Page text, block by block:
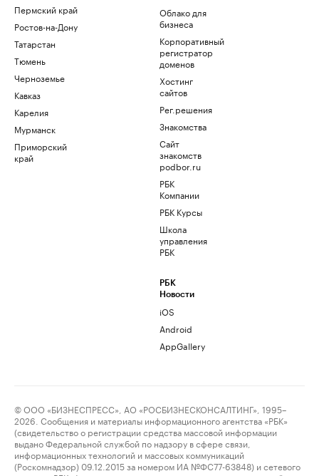
Пермский край
Ростов-на-Дону
Татарстан
Тюмень
Черноземье
Кавказ
Карелия
Мурманск
Приморский
край
Облако для
бизнеса
Корпоративный
регистратор
доменов
Хостинг
сайтов
Рег.решения
Знакомства
Сайт
знакомств
podbor.ru
РБК
Компании
РБК Курсы
Школа
управления
РБК
РБК
Новости
iOS
Android
AppGallery
© ООО «БИЗНЕСПРЕСС», АО «РОСБИЗНЕСКОНСАЛТИНГ», 1995–
2026. Сообщения и материалы информационного агентства «РБК»
(свидетельство о регистрации средства массовой информации
выдано Федеральной службой по надзору в сфере связи,
информационных технологий и массовых коммуникаций
(Роскомнадзор) 09.12.2015 за номером ИА №ФС77-63848) и сетевого